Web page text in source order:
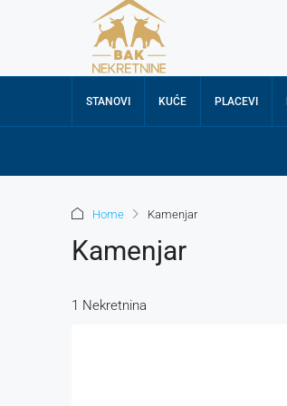
STANOVI KUĆE PLACEVI
Home Kamenjar
Kamenjar
1 Nekretnina